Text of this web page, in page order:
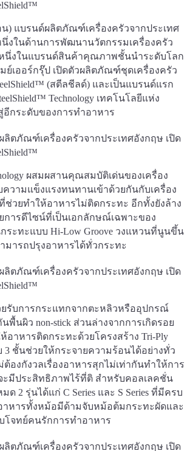
น) แบรนด์ผลิตภัณฑ์เครื่องครัวจากประเทศ
งในด้านการพัฒนานวัตกรรมเครื่องครัว
หนึ่งในแบรนด์สินค้าคุณภาพชั้นนำระดับโลก
ย์เออร์กรุ๊ป เปิดตัวผลิตภัณฑ์ชุดเครื่องครัว
(สตีลชีลด์) และเป็นแบรนด์แรก
Technology เทคโนโลยีแห่ง
อีกระดับของการทำอาหาร
ผสมผสานคุณสมบัติเด่นของเครื่อง
ความแข็งแรงทนทานเข้าด้วยกันกับเครื่อง
ที่ช่วยทำให้อาหารไม่ติดกระทะ อีกทั้งยังล้าง
การดีไซน์ที่เป็นเอกลักษณ์เฉพาะของ
ระทะแบบ Hi-Low Groove วงแหวนที่นูนขึ้น
มารถปรุงอาหารได้ทั่วกระทะ
รับการกระแทกจากตะหลิวหรืออุปกรณ์
พื้นผิว non-stick ส่วนล่างจากการเกิดรอย
าหารติดกระทะด้วยโครงสร้าง Tri-Ply
3 ชั้นช่วยให้กระจายความร้อนได้อย่างทั่ว
ต้องกังวลเรื่องอาหารสุกไม่เท่ากันทำให้การ
มีประสิทธิภาพไร้ที่ติ สำหรับคอลเลคชั่น
ด 2 รุ่นได้แก่ C Series และ S Series ที่มีครบ
หารทั้งหม้อมีด้ามจับหม้อต้มกระทะผัดและ
โจทย์คนรักการทำอาหาร